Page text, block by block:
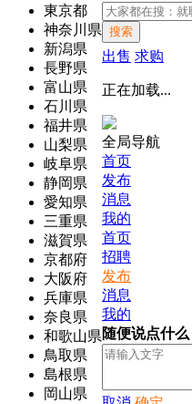
東京都
神奈川県
新潟県
長野県
富山県
石川県
福井県
山梨県
岐阜県
静岡県
愛知県
三重県
滋賀県
京都府
大阪府
兵庫県
奈良県
和歌山県
鳥取県
島根県
岡山県
搜索
出售 求购
正在加载...
全局导航
首页
发布
消息
我的
首页
招聘
发布
消息
我的
随便说点什么